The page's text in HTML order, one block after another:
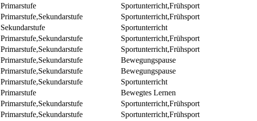
Primarstufe
Sportunterricht,Frühsport
Primarstufe,Sekundarstufe
Sportunterricht,Frühsport
Sekundarstufe
Sportunterricht
Primarstufe,Sekundarstufe
Sportunterricht,Frühsport
Primarstufe,Sekundarstufe
Sportunterricht,Frühsport
Primarstufe,Sekundarstufe
Bewegungspause
Primarstufe,Sekundarstufe
Bewegungspause
Primarstufe,Sekundarstufe
Sportunterricht
Primarstufe
Bewegtes Lernen
Primarstufe,Sekundarstufe
Sportunterricht,Frühsport
Primarstufe,Sekundarstufe
Sportunterricht,Frühsport